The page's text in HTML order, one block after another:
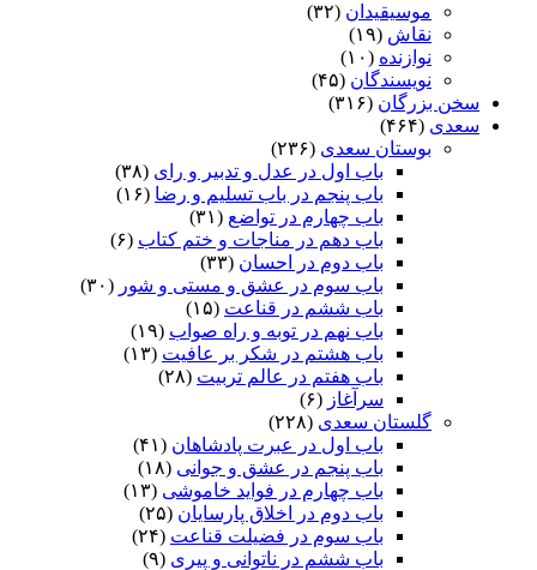
موسیقیدان (۳۲)
نقاش (۱۹)
نوازنده (۱۰)
نویسندگان (۴۵)
سخن بزرگان (۳۱۶)
سعدی (۴۶۴)
بوستان سعدی (۲۳۶)
باب اول در عدل و تدبیر و رای (۳۸)
باب پنجم در باب تسلیم و رضا (۱۶)
باب چهارم در تواضع (۳۱)
باب دهم در مناجات و ختم کتاب (۶)
باب دوم در احسان (۳۳)
باب سوم در عشق و مستی و شور (۳۰)
باب ششم در قناعت (۱۵)
باب نهم در توبه و راه صواب (۱۹)
باب هشتم در شکر بر عافیت (۱۳)
باب هفتم در عالم تربیت (۲۸)
سرآغاز (۶)
گلستان سعدی (۲۲۸)
باب اول در عبرت پادشاهان (۴۱)
باب پنجم در عشق و جوانى (۱۸)
باب چهارم در فواید خاموشى (۱۳)
باب دوم در اخلاق پارسایان (۲۵)
باب سوم در فضیلت قناعت (۲۴)
باب ششم در ناتوانى و پیرى (۹)